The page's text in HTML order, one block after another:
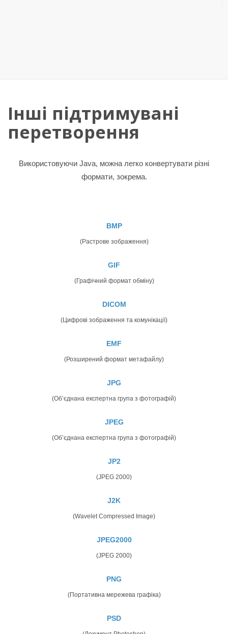
Інші підтримувані
перетворення
Використовуючи Java, можна легко конвертувати різні
формати, зокрема.
BMP
(Растрове зображення)
GIF
(Графічний формат обміну)
DICOM
(Цифрові зображення та комунікації)
EMF
(Розширений формат метафайлу)
JPG
(Об’єднана експертна група з фотографій)
JPEG
(Об’єднана експертна група з фотографій)
JP2
(JPEG 2000)
J2K
(Wavelet Compressed Image)
JPEG2000
(JPEG 2000)
PNG
(Портативна мережева графіка)
PSD